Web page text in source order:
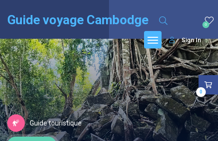
Guide voyage Cambodge 0
Sign In
Guide touristique
0